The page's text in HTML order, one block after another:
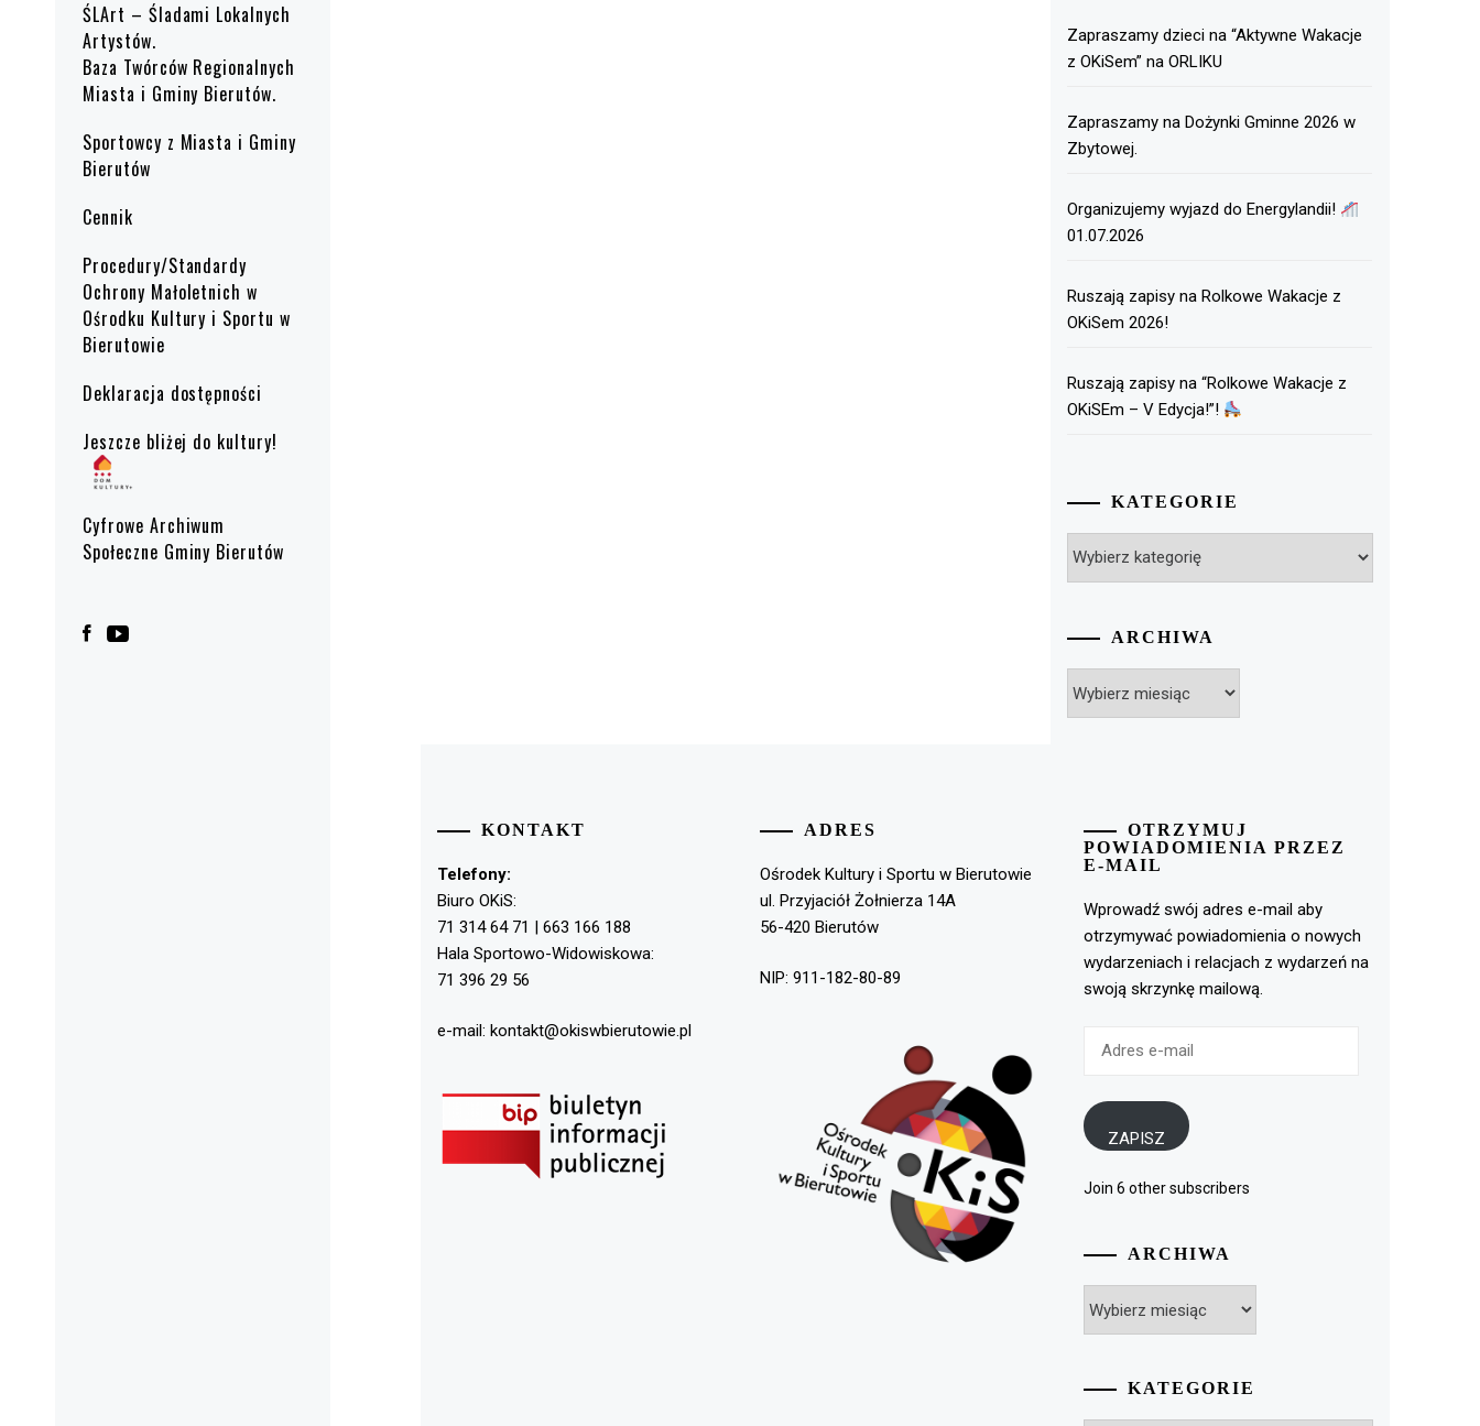
ŚLArt – Śladami Lokalnych
Artystów.
Baza Twórców Regionalnych
Miasta i Gminy Bierutów.
Sportowcy z Miasta i Gminy
Bierutów
Cennik
Procedury/Standardy
Ochrony Małoletnich w
Ośrodku Kultury i Sportu w
Bierutowie
Deklaracja dostępności
Jeszcze bliżej do kultury!
Cyfrowe Archiwum
Społeczne Gminy Bierutów
Zapraszamy dzieci na “Aktywne Wakacje
z OKiSem” na ORLIKU
Zapraszamy na Dożynki Gminne 2026 w
Zbytowej.
Organizujemy wyjazd do Energylandii!
01.07.2026
Ruszają zapisy na Rolkowe Wakacje z
OKiSem 2026!
Ruszają zapisy na “Rolkowe Wakacje z
OKiSEm – V Edycja!”!
KATEGORIE
ARCHIWA
KONTAKT
Telefony:
Biuro OKiS:
71 314 64 71 | 663 166 188
Hala Sportowo-Widowiskowa:
71 396 29 56
e-mail: kontakt@okiswbierutowie.pl
ADRES
Ośrodek Kultury i Sportu w Bierutowie
ul. Przyjaciół Żołnierza 14A
56-420 Bierutów
NIP: 911-182-80-89
OTRZYMUJ
POWIADOMIENIA PRZEZ
E-MAIL
Wprowadź swój adres e-mail aby
otrzymywać powiadomienia o nowych
wydarzeniach i relacjach z wydarzeń na
swoją skrzynkę mailową.
ZAPISZ
Join 6 other subscribers
ARCHIWA
KATEGORIE